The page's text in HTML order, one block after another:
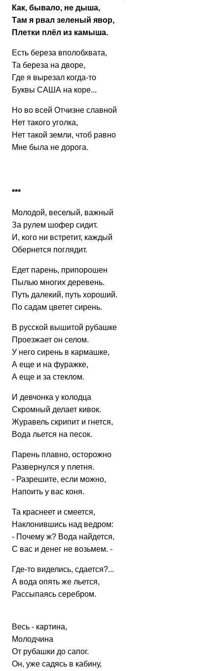
Как, бывало, не дыша,
Там я рвал зеленый явор,
Плетки плёл из камыша.
Есть береза вполобхвата,
Та береза на дворе,
Где я вырезал когда-то
Буквы САША на коре...
Но во всей Отчизне славной
Нет такого уголка,
Нет такой земли, чтоб равно
Мне была не дорога.
***
Молодой, веселый, важный
За рулем шофер сидит.
И, кого ни встретит, каждый
Обернется поглядит.
Едет парень, припорошен
Пылью многих деревень.
Путь далекий, путь хороший.
По садам цветет сирень.
В русской вышитой рубашке
Проезжает он селом.
У него сирень в кармашке,
А еще и на фуражке,
А еще и за стеклом.
И девчонка у колодца
Скромный делает кивок.
Журавель скрипит и гнется,
Вода льется на песок.
Парень плавно, осторожно
Развернулся у плетня.
- Разрешите, если можно,
Напоить у вас коня.
Та краснеет и смеется,
Наклонившись над ведром:
- Почему ж? Вода найдется,
С вас и денег не возьмем. -
Где-то виделись, сдается?...
А вода опять же льется,
Рассыпаясь серебром.
Весь - картина,
Молодчина
От рубашки до сапог.
Он, уже садясь в кабину,